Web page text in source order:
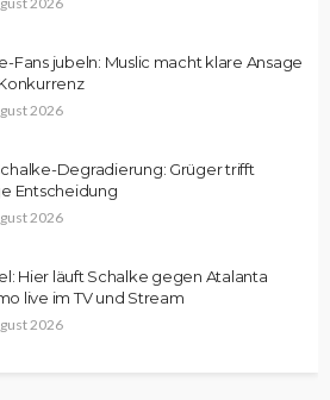
Fans jubeln: Muslic macht klare Ansage
2026
Degradierung: Grüger trifft
Entscheidung
2026
Hier läuft Schalke gegen Atalanta
live im TV und Stream
2026